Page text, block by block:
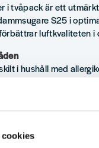
i tvåpack är ett
S25 i
luftkvaliteten i
i hushåll med
att upprätthålla en